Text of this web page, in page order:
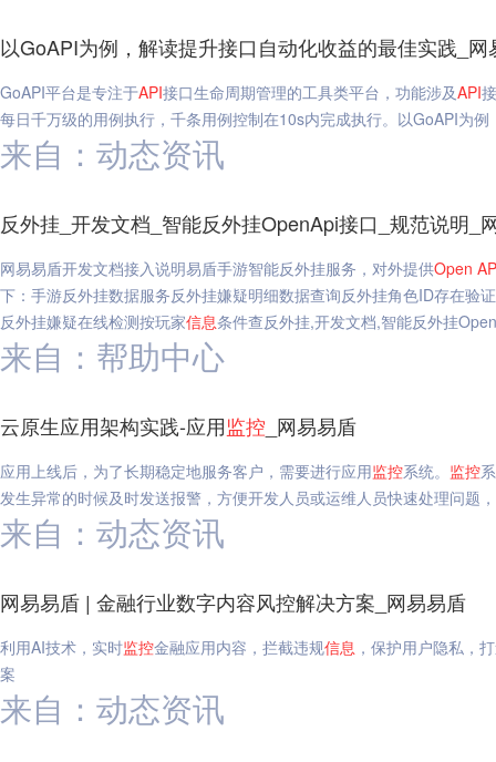
以GoAPI为例，解读提升接口自动化收益的最佳实践_网
GoAPI平台是专注于API接口生命周期管理的工具类平台，功能涉及API
每日千万级的用例执行，千条用例控制在10s内完成执行。以GoAPI为
来自：动态资讯
反外挂_开发文档_智能反外挂OpenApi接口_规范说明_
网易易盾开发文档接入说明易盾手游智能反外挂服务，对外提供Open
下：手游反外挂数据服务反外挂嫌疑明细数据查询反外挂角色ID存在验
反外挂嫌疑在线检测按玩家信息条件查反外挂,开发文档,智能反外挂
来自：帮助中心
云原生应用架构实践-应用监控 _网易易盾
应用上线后，为了长期稳定地服务客户，需要进行应用监控系统。 监控
发生异常的时候及时发送报警，方便开发人员或运维人员快速处理问题
来自：动态资讯
网易易盾 | 金融行业数字内容风控解决方案_网易易盾
利用AI技术，实时监控金融应用内容，拦截违规信息 ，保护用户隐私，
案
来自：动态资讯